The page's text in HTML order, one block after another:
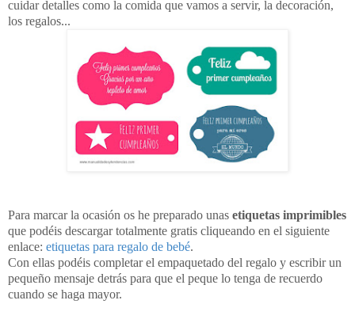
cuidar detalles como la comida que vamos a servir, la decoración,
los regalos...
Para marcar la ocasión os he preparado unas etiquetas imprimibles
que podéis descargar totalmente gratis cliqueando en el siguiente
enlace: etiquetas para regalo de bebé.
Con ellas podéis completar el empaquetado del regalo y escribir un
pequeño mensaje detrás para que el peque lo tenga de recuerdo
cuando se haga mayor.